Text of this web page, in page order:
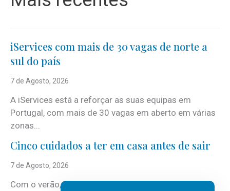
iServices com mais de 30 vagas de norte a
sul do país
7 de Agosto, 2026
A iServices está a reforçar as suas equipas em
Portugal, com mais de 30 vagas em aberto em várias
zonas...
Cinco cuidados a ter em casa antes de sair
7 de Agosto, 2026
Com o verão, chegam também as férias, os fins-de-